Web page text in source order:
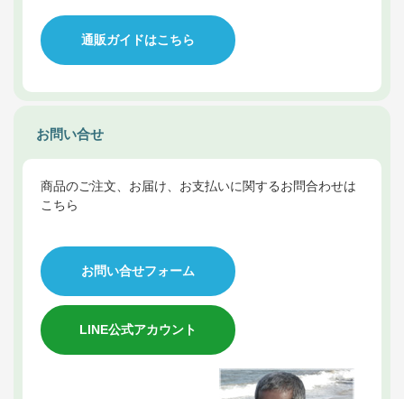
通販ガイドはこちら
お問い合せ
商品のご注文、お届け、お支払いに関するお問合わせは
こちら
お問い合せフォーム
LINE公式アカウント